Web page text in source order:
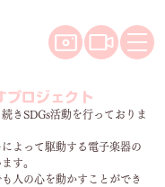
プロジェクト
きSDGs活動を行っておりま
よって駆動する電子楽器の
す。
人の心を動かすことができ